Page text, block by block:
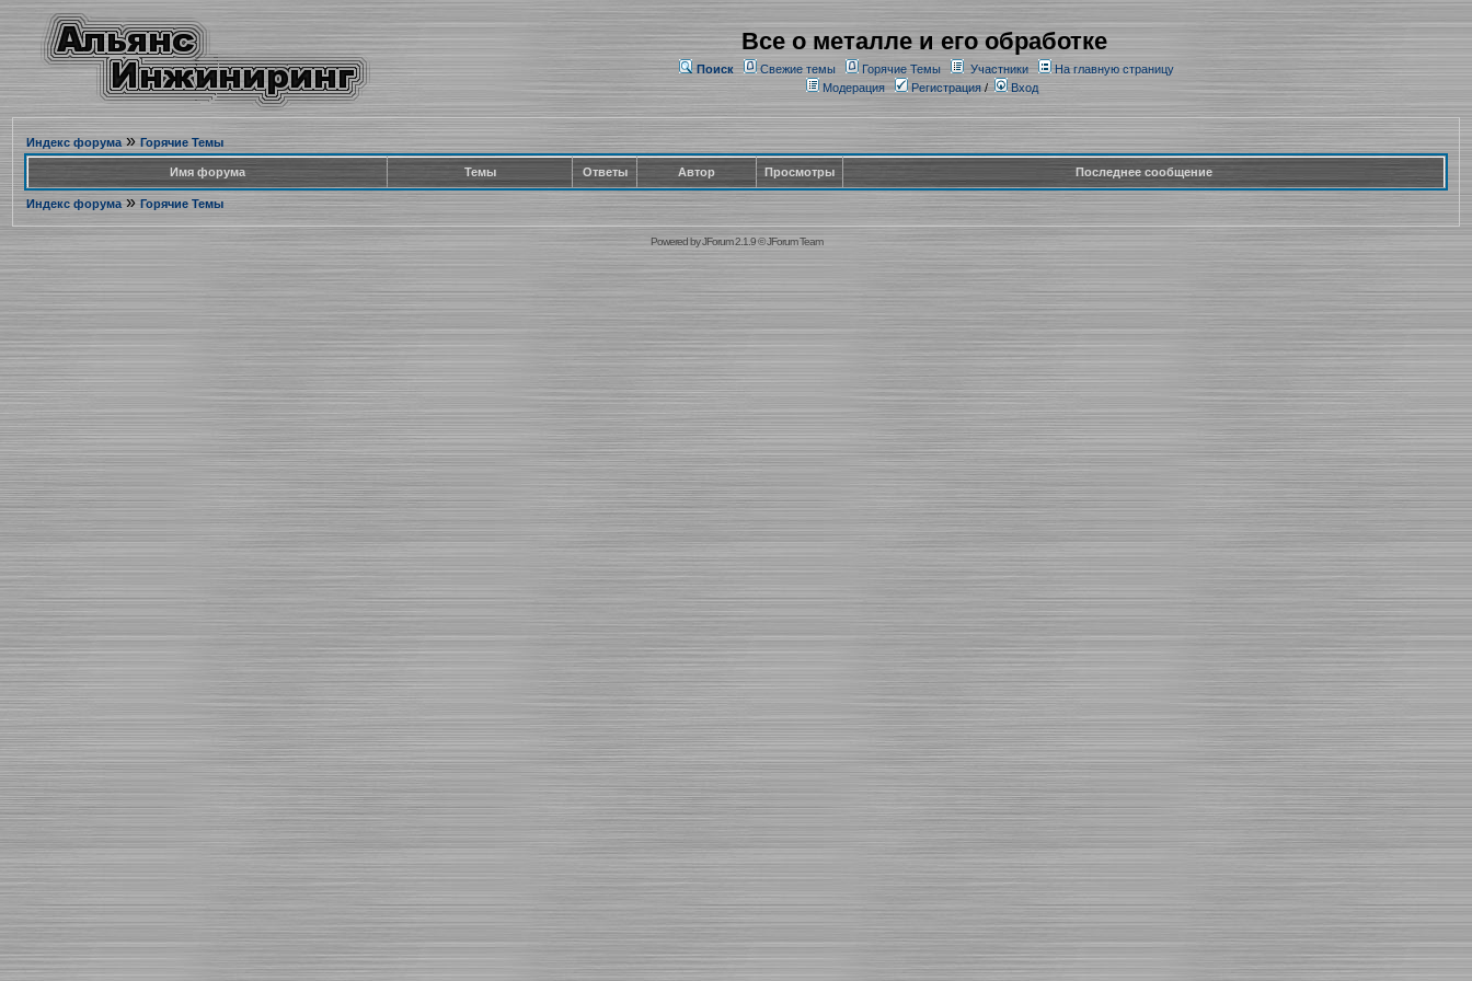
Все о металле и его обработке
Поиск Свежие темы Горячие Темы Участники
На главную страницу
Модерация
Регистрация/ Вход
Индекс форума» Горячие Темы
Имя форума Темы Ответы Автор Просмотры Последнее сообщение
Индекс форума» Горячие Темы
Powered byJForum 2.1.9©JForum Team